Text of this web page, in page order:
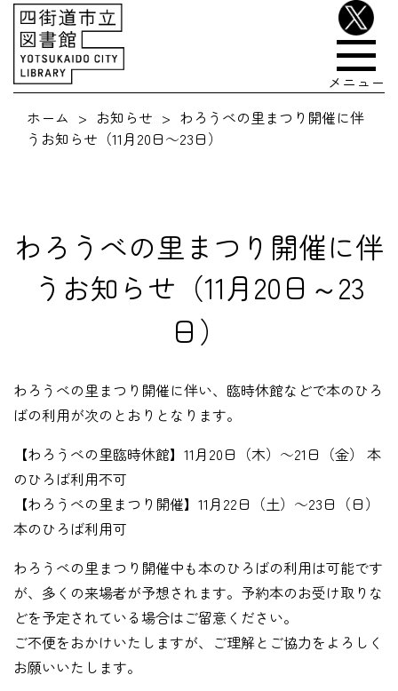
メニュー
ホーム
お知らせ
わろうべの里まつり開催に伴
うお知らせ（11月20日～23日）
わろうべの里まつり開催に伴
うお知らせ（11月20日～23
日）
わろうべの里まつり開催に伴い、臨時休館などで本のひろ
ばの利用が次のとおりとなります。
【わろうべの里臨時休館】11月20日（木）～21日（金） 本
のひろば利用不可
【わろうべの里まつり開催】11月22日（土）～23日（日）
本のひろば利用可
わろうべの里まつり開催中も本のひろばの利用は可能です
が、多くの来場者が予想されます。予約本のお受け取りな
どを予定されている場合はご留意ください。
ご不便をおかけいたしますが、ご理解とご協力をよろしく
お願いいたします。